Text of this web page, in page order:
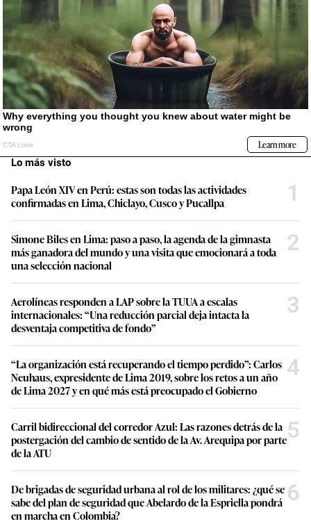
Lo más visto
Papa León XIV en Perú: estas son todas las actividades
confirmadas en Lima, Chiclayo, Cusco y Pucallpa
1
Simone Biles en Lima: paso a paso, la agenda de la gimnasta
más ganadora del mundo y una visita que emocionará a toda
una selección nacional
2
Aerolíneas responden a LAP sobre la TUUA a escalas
internacionales: “Una reducción parcial deja intacta la
desventaja competitiva de fondo”
3
“La organización está recuperando el tiempo perdido”: Carlos
Neuhaus, expresidente de Lima 2019, sobre los retos a un año
de Lima 2027 y en qué más está preocupado el Gobierno
4
Carril bidireccional del corredor Azul: Las razones detrás de la
postergación del cambio de sentido de la Av. Arequipa por parte
de la ATU
5
De brigadas de seguridad urbana al rol de los militares: ¿qué se
sabe del plan de seguridad que Abelardo de la Espriella pondrá
en marcha en Colombia?
6